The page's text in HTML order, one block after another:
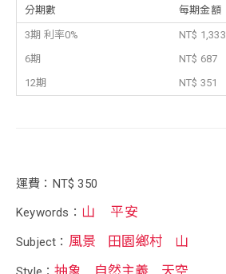
分期數 每期金額
3期 利率0%
NT$ 1,333
6期
NT$ 687
12期
NT$ 351
運費：NT$ 350
Keywords： 山 平安
Subject： 風景 田園鄉村 山
抽象 自然主義 天空